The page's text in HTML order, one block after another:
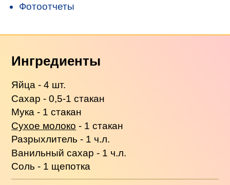
Фотоотчеты
Ингредиенты
Яйца - 4 шт.
Сахар - 0,5-1 стакан
Мука - 1 стакан
Сухое молоко - 1 стакан
Разрыхлитель - 1 ч.л.
Ванильный сахар - 1 ч.л.
Соль - 1 щепотка